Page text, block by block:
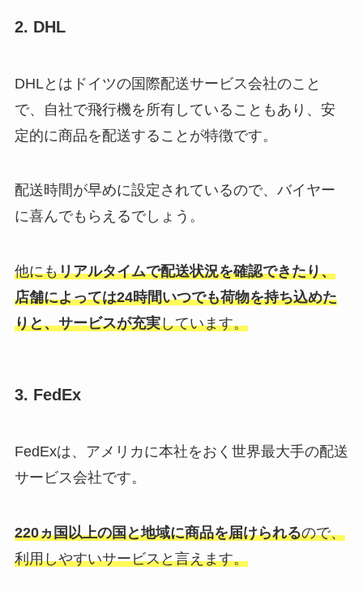
2. DHL
DHLとはドイツの国際配送サービス会社のこと
で、自社で飛行機を所有していることもあり、安
定的に商品を配送することが特徴です。
配送時間が早めに設定されているので、バイヤー
に喜んでもらえるでしょう。
他にもリアルタイムで配送状況を確認できたり、
店舗によっては24時間いつでも荷物を持ち込めた
りと、サービスが充実しています。
3. FedEx
FedExは、アメリカに本社をおく世界最大手の配送
サービス会社です。
220ヵ国以上の国と地域に商品を届けられるので、
利用しやすいサービスと言えます。